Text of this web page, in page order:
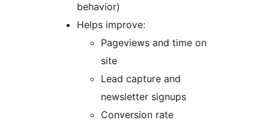
behavior)
Helps improve:
Pageviews and time on
site
Lead capture and
newsletter signups
Conversion rate